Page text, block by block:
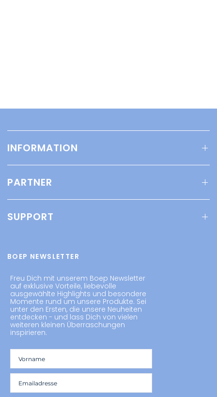
INFORMATION
PARTNER
SUPPORT
BOEP NEWSLETTER
Freu Dich mit unserem Boep Newsletter
auf exklusive Vorteile, liebevolle
ausgewählte Highlights und besondere
Momente rund um unsere Produkte. Sei
unter den Ersten, die unsere Neuheiten
entdecken - und lass Dich von vielen
weiteren kleinen Überraschungen
inspirieren.